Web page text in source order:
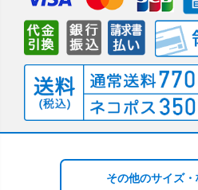
その他のサイズ